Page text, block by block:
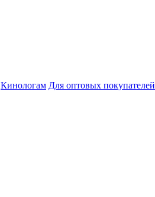
Кинологам Для оптовых покупателей